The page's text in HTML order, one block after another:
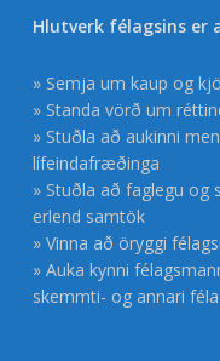
Hlutverk félagsins er
» Semja um kaup og
» Standa vörð um
» Stuðla að aukinni
lífeindafræðinga
» Stuðla að faglegu og
erlend samtök
» Vinna að öryggi
» Auka kynni
skemmti- og annari